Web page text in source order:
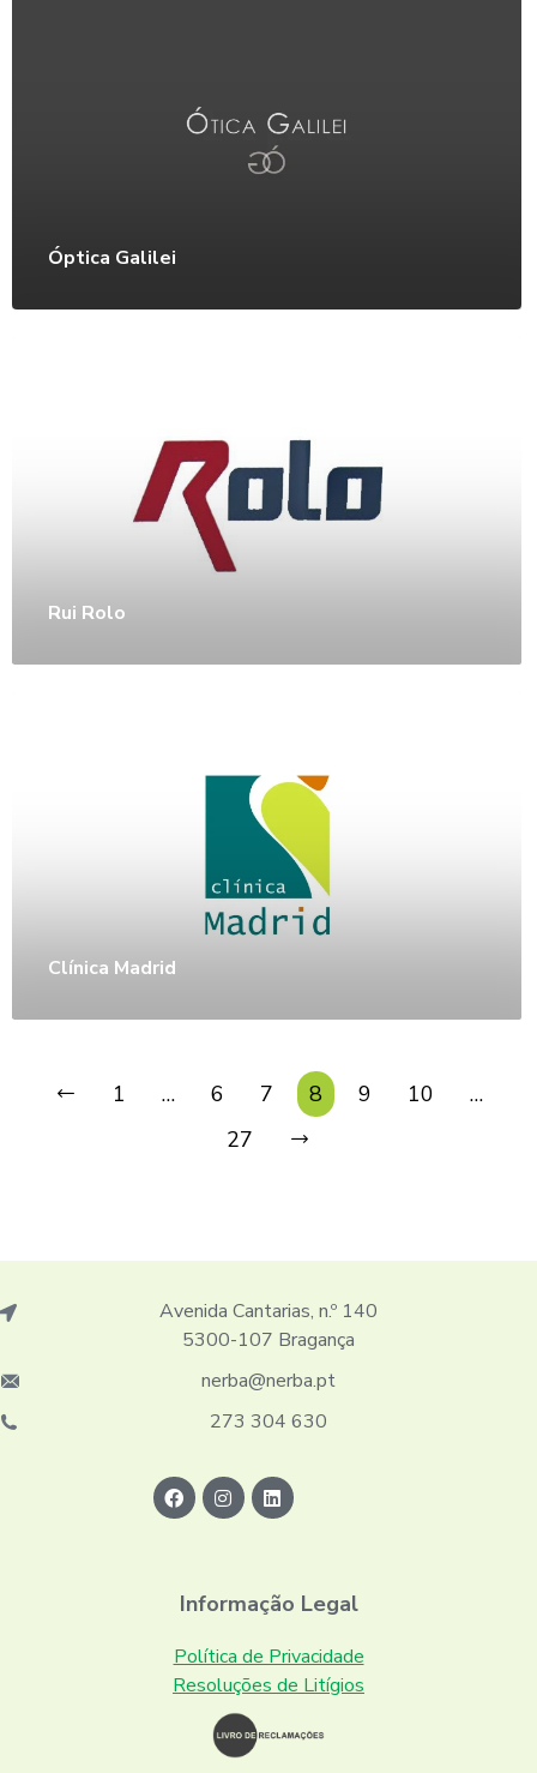
Óptica Galilei
Rui Rolo
Clínica Madrid
1 … 6 7 8 9 10
…
27
Avenida Cantarias, n.º 140
5300-107 Bragança
nerba@nerba.pt
273 304 630
Informação Legal
Política de Privacidade
Resoluções de Litígios